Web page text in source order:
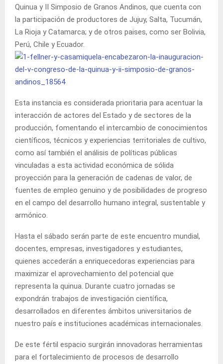
Quinua y II Simposio de Granos Andinos, que cuenta con
la participación de productores de Jujuy, Salta, Tucumán,
La Rioja y Catamarca; y de otros paises, como ser Bolivia,
Perú, Chile y Ecuador.
Esta instancia es considerada prioritaria para acentuar la
interacción de actores del Estado y de sectores de la
producción, fomentando el intercambio de conocimientos
científicos, técnicos y experiencias territoriales de cultivo,
como así también el análisis de políticas públicas
vinculadas a esta actividad económica de sólida
proyección para la generación de cadenas de valor, de
fuentes de empleo genuino y de posibilidades de progreso
en el campo del desarrollo humano integral, sustentable y
armónico.
Hasta el sábado serán parte de este encuentro mundial,
docentes, empresas, investigadores y estudiantes,
quienes accederán a enriquecedoras experiencias para
maximizar el aprovechamiento del potencial que
representa la quinua. Durante cuatro jornadas se
expondrán trabajos de investigación científica,
desarrollados en diferentes ámbitos universitarios de
nuestro país e instituciones académicas internacionales.
De este fértil espacio surgirán innovadoras herramientas
para el fortalecimiento de procesos de desarrollo